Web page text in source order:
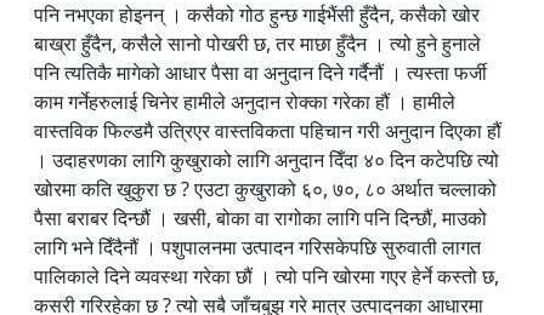
पनि नभएका होइनन् । कसैको गोठ हुन्छ गाईभैंसी हुँदैन, कसैको खोर
बाख्रा हुँदैन, कसैले सानो पोखरी छ, तर माछा हुँदैन । त्यो हुने हुनाले
पनि त्यतिकै मागेको आधार पैसा वा अनुदान दिने गर्दैनौं । त्यस्ता फर्जी
काम गर्नेहरुलाई चिनेर हामीले अनुदान रोक्का गरेका हौं । हामीले
वास्तविक फिल्डमै उत्रिएर वास्तविकता पहिचान गरी अनुदान दिएका हौं
। उदाहरणका लागि कुखुराको लागि अनुदान दिँदा ४० दिन कटेपछि त्यो
खोरमा कति खुकुरा छ ? एउटा कुखुराको ६०, ७०, ८० अर्थात चल्लाको
पैसा बराबर दिन्छौं । खसी, बोका वा रागोका लागि पनि दिन्छौं, माउको
लागि भने दिँदैनौं । पशुपालनमा उत्पादन गरिसकेपछि सुरुवाती लागत
पालिकाले दिने व्यवस्था गरेका छौं । त्यो पनि खोरमा गएर हेर्ने कस्तो छ,
कसरी गरिरहेका छ ? त्यो सबै जाँचबुझ गरे मात्र उत्पादनका आधारमा